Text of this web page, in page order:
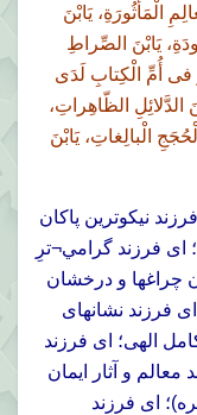
الْمَأْثُورَةِ، يَابْنَ
يَابْنَ الصِّراطِ
فى أُمِّ الْكِتابِ لَدَى
الدَّلائِلِ الظّاهِراتِ،
الْبالِغاتِ، يَابْنَ
نيكوترين پاكان
اى فرزند گرامي¬ترِ
چراغها و درخشان
فرزند نشانهاى
الهى؛ اى فرزند
و آثار ايمان
اى فرزند